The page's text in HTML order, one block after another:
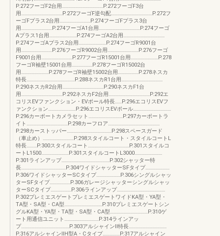
P.272フーゴF2台用………………………………P.272フーゴF3台
用………………………………P.272フーゴF逆勾配………………………………P.272フ
ーゴFプラス2台用………………………P.274フーゴFプラス3台
用………………………P.274フーゴA1台用………………………………P.274フーゴ
Aプラス1台用……………………P.274フーゴA2台用………………………………
P.274フーゴAプラス2台用……………………P.274フーゴR9001台
用………………………P.276フーゴR9002台用………………………P.276フーゴ
F9001台用………………………P.277フーゴR15001台用……………………P.278
フーゴR袖壁15001台用………………P.278フーゴR15002台
用……………………P.278フーゴR袖壁15002台用………………P.278ネスカ
特長……………………………………P.288ネスカR1台用………………………………
P.290ネスカR2台用………………………………P.290ネスカF1台
用………………………………P.292ネスカF2台用………………………………P.292エ
コリスEVファンクション・EVポール特長……P.296エコリスEVフ
ァンクション……………………P.296エコリスEVポール……………………………
P.296カーポートカメラセット…………………………P.297カーポートラ
イト………………………………P.298カーフロア………………………………………
P.298カーストッパー…………………………………P.298スペースガード
（車止め）………………………P.298スタイルコート・スタイルコートL
特長………P.300スタイルコート………………………………P.301スタイルコ
ートL1500……………………P.301スタイルコートL3000……………………
P.301ラインアップ……………………………………P.302シャッター特
長…………………………………P.304ワイドシャッターSFタイプ…………………
P.306ワイドシャッターSCタイプ…………………P.306シングルシャッ
ターSFタイプ………………P.306ガレージシャッターシングルシャッ
ターSCタイプ………………P.306ラインアップ……………………………………
P.302プレミエスゲートプレミエスゲートワイドKA型・YA型・
TA型・SA型・CA型……………………………P.310プレミエスゲートシン
グルKA型・YA型・TA型・SA型・CA型……………………………P.310ゲ
ート用通信ユニット…………………………P.314ラインアッ
プ……………………………………P.303アルシャインⅡ特長……………………………
P.316アルシャインⅡH型A・Cタイプ……………P.317アルシャイン